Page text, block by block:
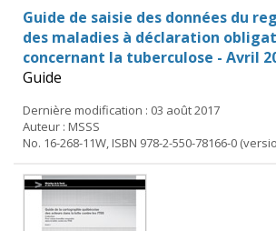
Guide de saisie des données du
des maladies à déclaration
concernant la tuberculose - Avril
Guide
Dernière modification : 03 août 2017
Auteur : MSSS
No. 16-268-11W, ISBN 978-2-550-78166-0